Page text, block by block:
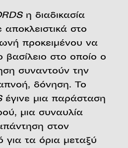
η διαδικασία
στο
προκειμένου να
βασίλειο στο οποίο ο
συναντούν την
δόνηση. Το
έγινε μια παράσταση
μια συναυλία
στον
για τα όρια μεταξύ